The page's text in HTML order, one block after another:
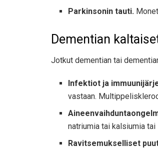
Parkinsonin tauti.
Dementian
Jotkut dementian tai
Infektiot ja
vastaan.
natriumia tai kalsiumia
Ravitsemukselliset